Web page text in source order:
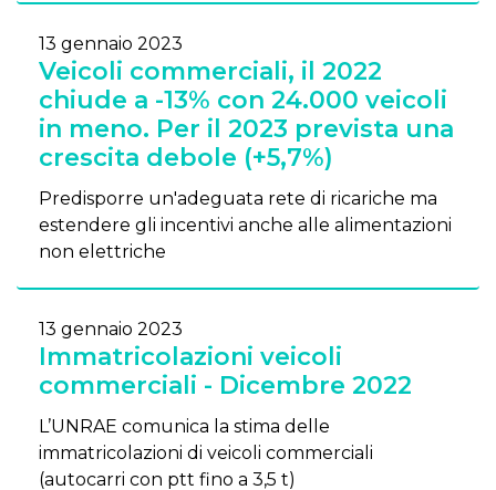
13 gennaio 2023
Veicoli commerciali, il 2022
chiude a -13% con 24.000 veicoli
in meno. Per il 2023 prevista una
crescita debole (+5,7%)
Predisporre un'adeguata rete di ricariche ma
estendere gli incentivi anche alle alimentazioni
non elettriche
13 gennaio 2023
Immatricolazioni veicoli
commerciali - Dicembre 2022
L’UNRAE comunica la stima delle
immatricolazioni di veicoli commerciali
(autocarri con ptt fino a 3,5 t)